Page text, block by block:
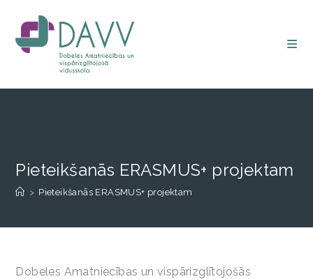
Pieteikšanās ERASMUS+ projektam
> Pieteikšanās ERASMUS+ projektam
Dobeles Amatniecības un vispārizglītojošās